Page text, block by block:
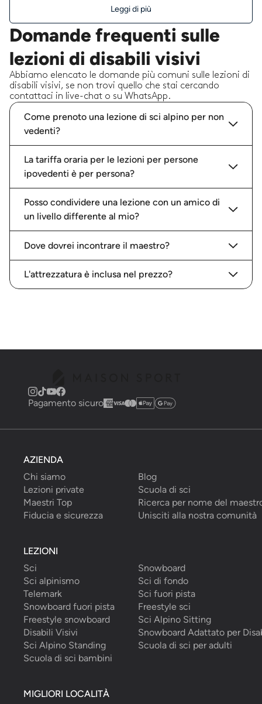
Leggi di più
Domande frequenti sulle
lezioni di disabili visivi
Abbiamo elencato le domande più comuni sulle lezioni di
disabili visivi, se non trovi quello che stai cercando
contattaci in live-chat o su WhatsApp.
Come prenoto una lezione di sci alpino per non
vedenti?
La tariffa oraria per le lezioni per persone
ipovedenti è per persona?
Posso condividere una lezione con un amico di
un livello differente al mio?
Dove dovrei incontrare il maestro?
L'attrezzatura è inclusa nel prezzo?
Pagamento sicuro
AZIENDA
Chi siamo
Blog
Lezioni private
Scuola di sci
Maestri Top
Ricerca per nome del
Fiducia e sicurezza
Unisciti alla nostra comunità
LEZIONI
Sci
Snowboard
Sci alpinismo
Sci di fondo
Telemark
Sci fuori pista
Snowboard fuori pista
Freestyle sci
Freestyle snowboard
Sci Alpino Sitting
Disabili Visivi
Snowboard Adattato per
Sci Alpino Standing
Scuola di sci per adulti
Scuola di sci bambini
MIGLIORI LOCALITÀ